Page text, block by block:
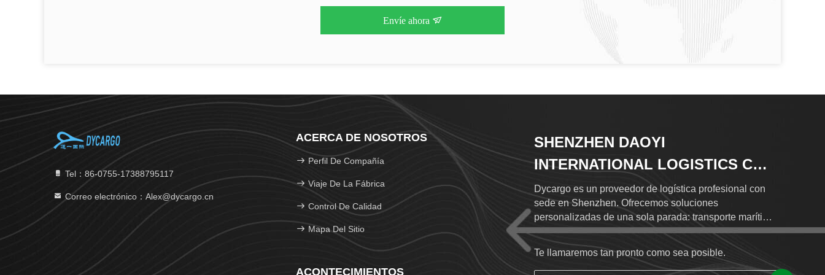
Envíe ahora
Tel：86-0755-17388795117
Correo electrónico：Alex@dycargo.cn
ACERCA DE NOSOTROS
Perfil De Compañía
Viaje De La Fábrica
Control De Calidad
Mapa Del Sitio
ACONTECIMIENTOS
SHENZHEN DAOYI
INTERNATIONAL LOGISTICS CO.,
LTD.
Dycargo es un proveedor de logística profesional con
sede en Shenzhen. Ofrecemos soluciones
personalizadas de una sola parada: transporte marítimo
/ aéreo, transporte internacional expreso, despacho de
aduanas y almacenamiento.Con una red global que
cubre más de 120 países a través de más de 500
Te llamaremos tan pronto como sea posible.